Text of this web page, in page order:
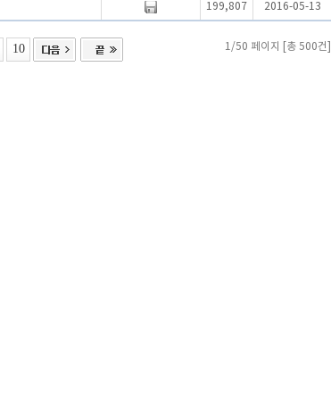
199,807 2016-05-13
10 1/50 페이지 [총 500건]